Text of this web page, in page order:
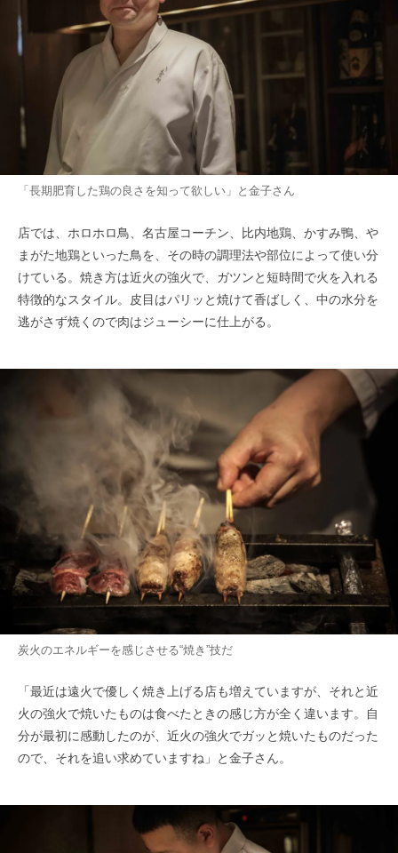
「長期肥育した鶏の良さを知って欲しい」と金子さん
店では、ホロホロ鳥、名古屋コーチン、比内地鶏、かすみ鴨、や
まがた地鶏といった鳥を、その時の調理法や部位によって使い分
けている。焼き方は近火の強火で、ガツンと短時間で火を入れる
特徴的なスタイル。皮目はパリッと焼けて香ばしく、中の水分を
逃がさず焼くので肉はジューシーに仕上がる。
炭火のエネルギーを感じさせる“焼き”技だ
「最近は遠火で優しく焼き上げる店も増えていますが、それと近
火の強火で焼いたものは食べたときの感じ方が全く違います。自
分が最初に感動したのが、近火の強火でガッと焼いたものだった
ので、それを追い求めていますね」と金子さん。